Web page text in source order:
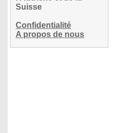
Suisse
Confidentialité
A propos de nous